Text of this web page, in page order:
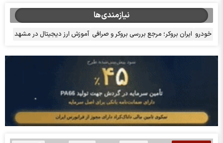
نیازمندی‌ها
خودرو ایران بروکر؛ مرجع بررسی بروکر و صرافی آموزش ارز دیجیتال در مشهد